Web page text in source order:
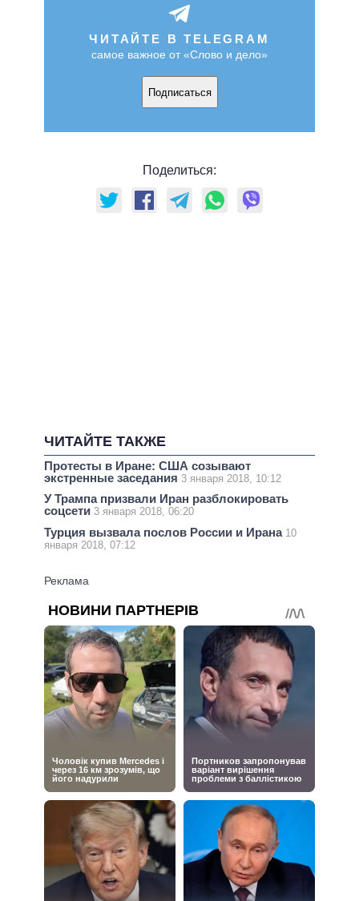
ЧИТАЙТЕ В TELEGRAM
самое важное от «Слово и дело»
Подписаться
Поделиться:
ЧИТАЙТЕ ТАКЖЕ
Протесты в Иране: США созывают
экстренные заседания 3 января 2018, 10:12
У Трампа призвали Иран разблокировать
соцсети 3 января 2018, 06:20
Турция вызвала послов России и Ирана 10
января 2018, 07:12